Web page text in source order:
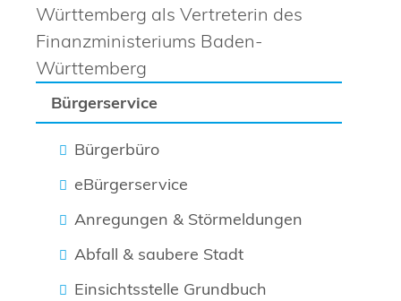
Bürgerservice
Bürgerbüro
eBürgerservice
Anregungen & Störmeldungen
Abfall & saubere Stadt
Einsichtsstelle Grundbuch
Württemberg als Vertreterin des
Finanzministeriums Baden-
Württemberg